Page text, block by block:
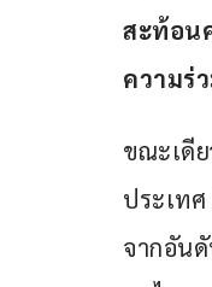
สะท้อน
ความร่
ขณะเดี
ประเทศ
จากอัน